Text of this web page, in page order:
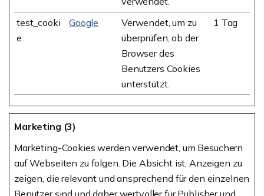
test_cooki
e
Google
Verwendet, um zu
überprüfen, ob der
Browser des
Benutzers Cookies
unterstützt.
1 Tag
Marketing (3)
Marketing-Cookies werden verwendet, um Besuchern
auf Webseiten zu folgen. Die Absicht ist, Anzeigen zu
zeigen, die relevant und ansprechend für den einzelnen
Benutzer sind und daher wertvoller für Publisher und